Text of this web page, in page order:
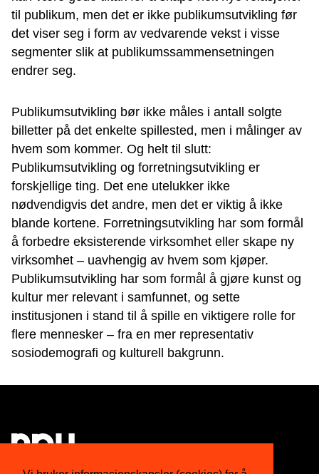
til publikum, men det er ikke publikumsutvikling før
det viser seg i form av vedvarende vekst i visse
segmenter slik at publikumssammensetningen
endrer seg.
Publikumsutvikling bør ikke måles i antall solgte
billetter på det enkelte spillested, men i målinger av
hvem som kommer. Og helt til slutt:
Publikumsutvikling og forretningsutvikling er
forskjellige ting. Det ene utelukker ikke
nødvendigvis det andre, men det er viktig å ikke
blande kortene. Forretningsutvikling har som formål
å forbedre eksisterende virksomhet eller skape ny
virksomhet – uavhengig av hvem som kjøper.
Publikumsutvikling har som formål å gjøre kunst og
kultur mer relevant i samfunnet, og sette
institusjonen i stand til å spille en viktigere rolle for
flere mennesker – fra en mer representativ
sosiodemografi og kulturell bakgrunn.